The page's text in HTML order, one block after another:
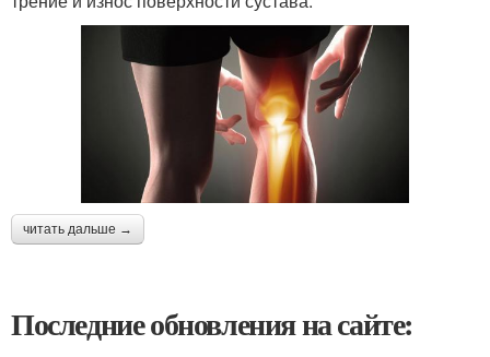
читать дальше →
Последние обновления на сайте: